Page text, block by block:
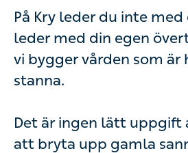
På Kry leder du inte
leder med din egen
vi bygger vården som är
stanna.
Det är ingen lätt uppgift
att bryta upp gamla